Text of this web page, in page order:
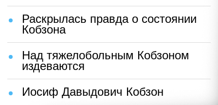
Раскрылась правда о состоянии
Кобзона
Над тяжелобольным Кобзоном
издеваются
Иосиф Давыдович Кобзон